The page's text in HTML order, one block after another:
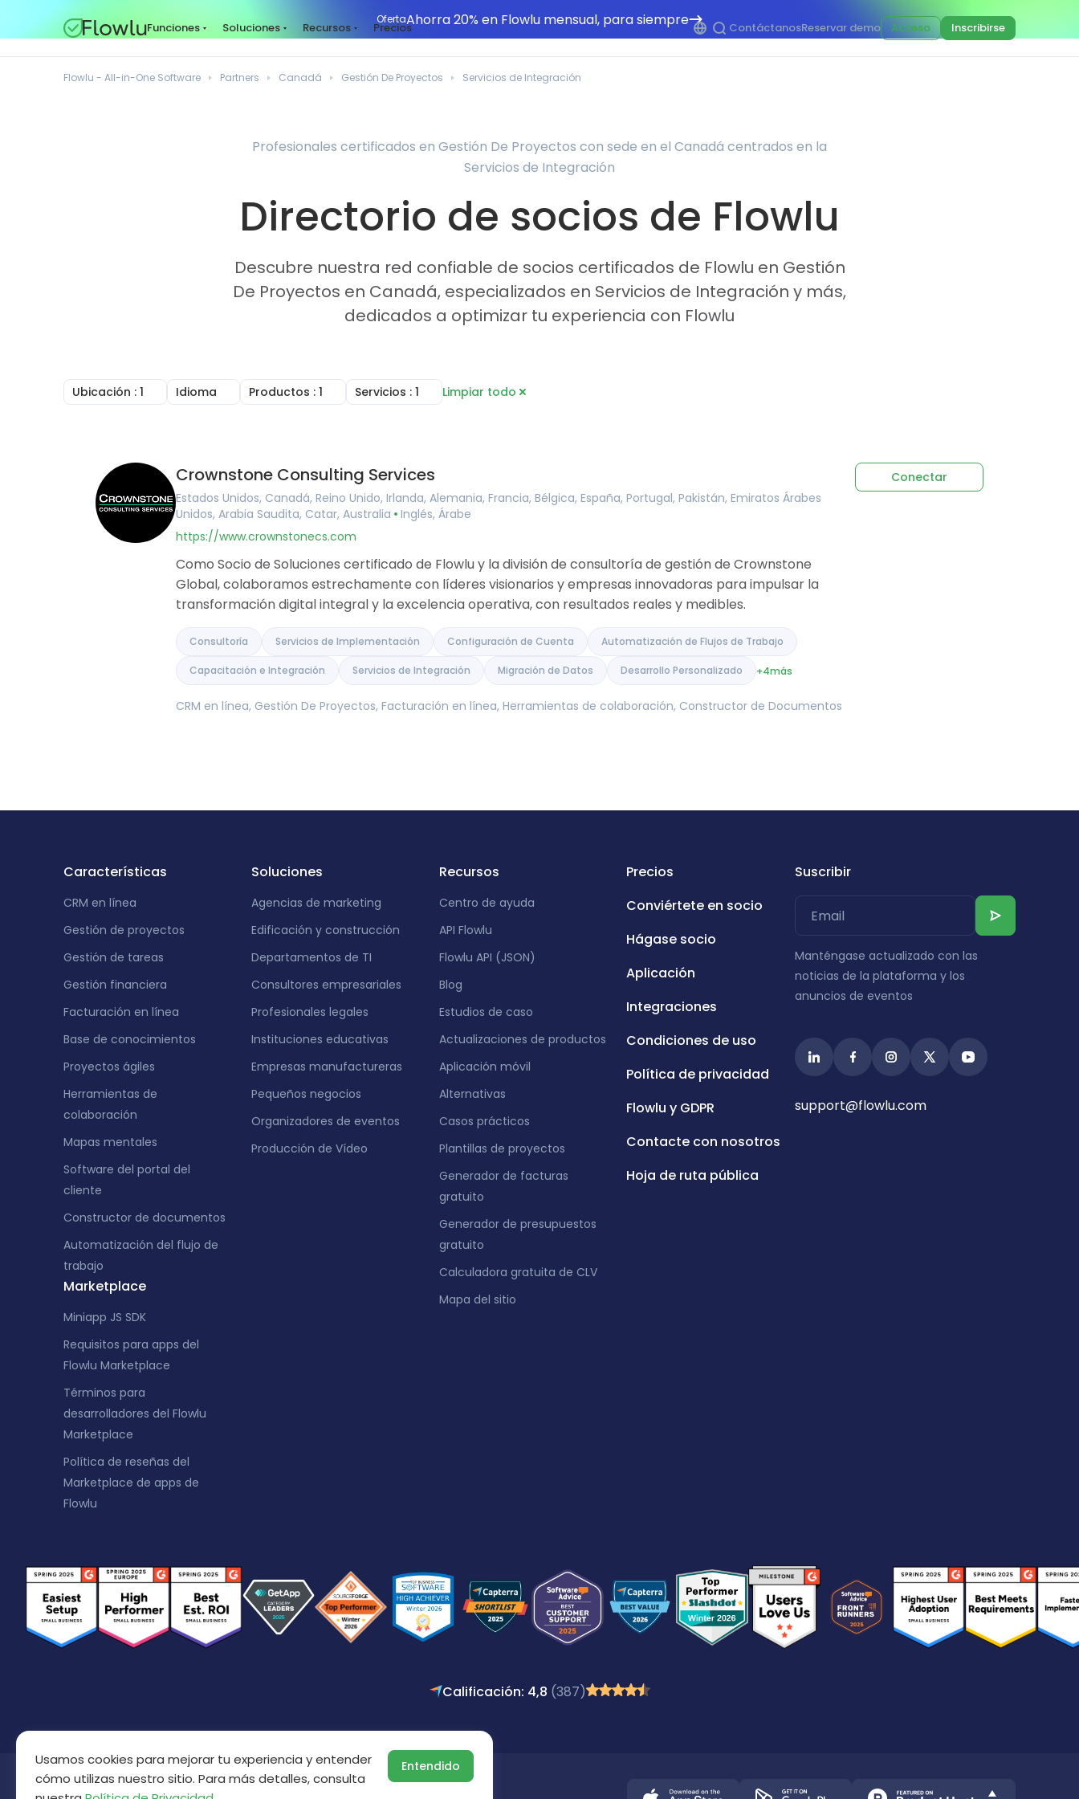
OfertaAhorra 20% en Flowlu mensual, para siempre
Funciones Soluciones Recursos Precios ContáctanosReservar demo Acceso Inscribirse
Flowlu - All-in-One Software Partners Canadá Gestión De Proyectos Servicios de Integración
Profesionales certificados en Gestión De Proyectos con sede en el Canadá centrados en la
Servicios de Integración
Directorio de socios de Flowlu
Descubre nuestra red confiable de socios certificados de Flowlu en Gestión
De Proyectos en Canadá, especializados en Servicios de Integración y más,
dedicados a optimizar tu experiencia con Flowlu
Ubicación : 1
Canadá
Australia
Rumania
Brasil
Argentina
Alemania
Emiratos Árabes Unidos
Idioma
Alemán
Húngaro
Rumano
Productos : 1
Gestión De Proyectos
Constructor de Documentos
Herramientas de colaboración
Base de Conocimientos
Gestión Financiera
Software de portal de clientes
Agile and Issue Tracker
Mapas Mentales
Servicios : 1
Automatización de Flujos de
Trabajo
Capacitación e Integración
Servicios de Integración
Limpiar todo
Crownstone Consulting Services
Estados Unidos, Canadá, Reino Unido, Irlanda, Alemania, Francia, Bélgica, España, Portugal, Pakistán, Emiratos Árabes
Unidos, Arabia Saudita, Catar, Australia Inglés, Árabe
https://www.crownstonecs.com
Como Socio de Soluciones certificado de Flowlu y la división de consultoría de gestión de Crownstone
Global, colaboramos estrechamente con líderes visionarios y empresas innovadoras para impulsar la
transformación digital integral y la excelencia operativa, con resultados reales y medibles.
Consultoría Servicios de Implementación Configuración de Cuenta Automatización de Flujos de Trabajo
Capacitación e Integración Servicios de Integración Migración de Datos Desarrollo Personalizado +4más
CRM en línea, Gestión De Proyectos, Facturación en línea, Herramientas de colaboración, Constructor de Documentos
Conectar
Características
CRM en línea
Gestión de proyectos
Gestión de tareas
Gestión financiera
Facturación en línea
Base de conocimientos
Proyectos ágiles
Herramientas de
colaboración
Mapas mentales
Software del portal del
cliente
Constructor de documentos
Automatización del flujo de
trabajo
Marketplace
Miniapp JS SDK
Requisitos para apps del
Flowlu Marketplace
Términos para
desarrolladores del Flowlu
Marketplace
Política de reseñas del
Marketplace de apps de
Flowlu
Soluciones
Agencias de marketing
Edificación y construcción
Departamentos de TI
Consultores empresariales
Profesionales legales
Instituciones educativas
Empresas manufactureras
Pequeños negocios
Organizadores de eventos
Producción de Vídeo
Recursos
Centro de ayuda
API Flowlu
Flowlu API (JSON)
Blog
Estudios de caso
Actualizaciones de productos
Aplicación móvil
Alternativas
Casos prácticos
Plantillas de proyectos
Generador de facturas
gratuito
Generador de presupuestos
gratuito
Calculadora gratuita de CLV
Mapa del sitio
Precios
Conviértete en socio
Hágase socio
Aplicación
Integraciones
Condiciones de uso
Política de privacidad
Flowlu y GDPR
Contacte con nosotros
Hoja de ruta pública
Suscribir
Manténgase actualizado con las
noticias de la plataforma y los
anuncios de eventos
support@flowlu.com
Calificación: 4,8 (387)
Usamos cookies para mejorar tu experiencia y entender
cómo utilizas nuestro sitio. Para más detalles, consulta
Entendido